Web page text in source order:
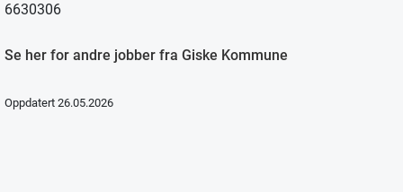
6630306
Se her for andre jobber fra Giske Kommune
Oppdatert 26.05.2026